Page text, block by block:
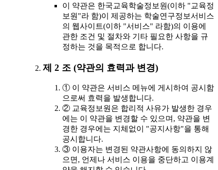
이 약관은 한국교육학술정보원(이하 "교육정
보원"라 함)이 제공하는 학술연구정보서비스
의 웹사이트(이하 "서비스" 라함)의 이용에
관한 조건 및 절차와 기타 필요한 사항을 규
정하는 것을 목적으로 합니다.
제 2 조 (약관의 효력과 변경)
① 이 약관은 서비스 메뉴에 게시하여 공시함
으로써 효력을 발생합니다.
② 교육정보원은 합리적 사유가 발생한 경우
에는 이 약관을 변경할 수 있으며, 약관을 변
경한 경우에는 지체없이 "공지사항"을 통해
공시합니다.
③ 이용자는 변경된 약관사항에 동의하지 않
으면, 언제나 서비스 이용을 중단하고 이용계